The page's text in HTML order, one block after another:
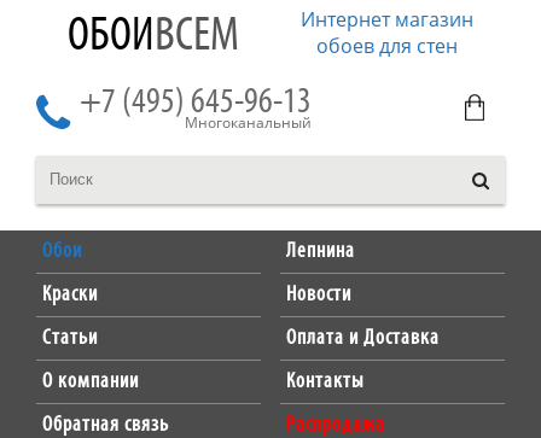
ОБОИВСЕМ
Интернет магазин
обоев для стен
+7 (495) 645-96-13
Многоканальный
Обои
Лепнина
Краски
Новости
Статьи
Оплата и Доставка
О компании
Контакты
Обратная связь
Распродажа